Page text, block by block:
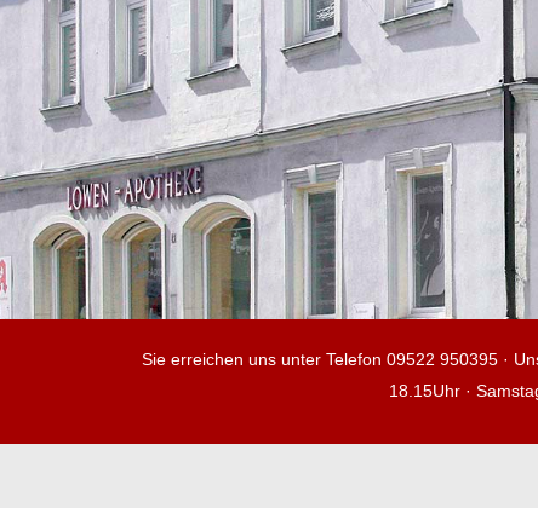
Sie erreichen uns unter Telefon 09522 950395 ·
18.15Uhr ·